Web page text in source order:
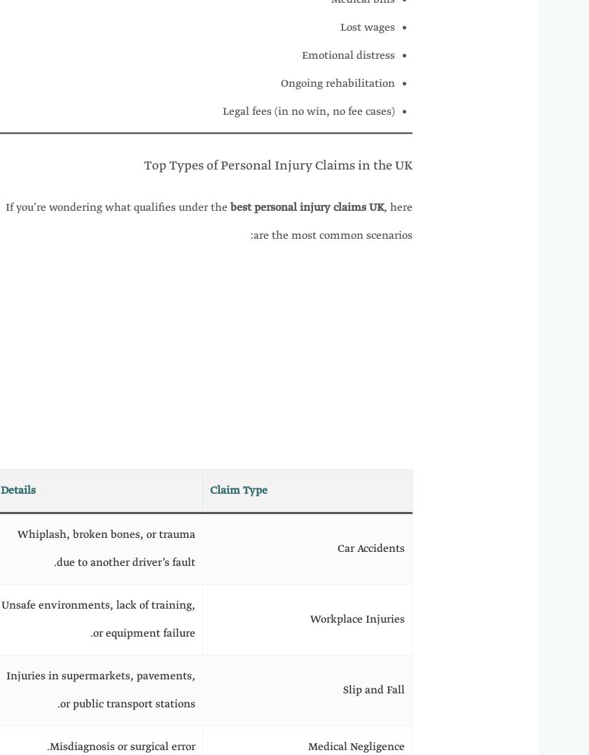
Lost wages
Emotional distress
Ongoing rehabilitation
Legal fees (in no win, no fee cases)
Top Types of Personal Injury Claims in the UK
If you’re wondering what qualifies under thebest personal injury claims UK, here
are the most common scenarios:
Claim Type
Details
Car Accidents
Whiplash, broken bones, or trauma
due to another driver’s fault.
Workplace Injuries
Unsafe environments, lack of training,
or equipment failure.
Slip and Fall
Injuries in supermarkets, pavements,
or public transport stations.
Medical Negligence
Misdiagnosis or surgical error.